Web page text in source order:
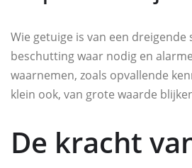
Wie getuige is van een
beschutting waar nodig en
waarnemen, zoals opvallende
klein ook, van grote waarde
De kracht